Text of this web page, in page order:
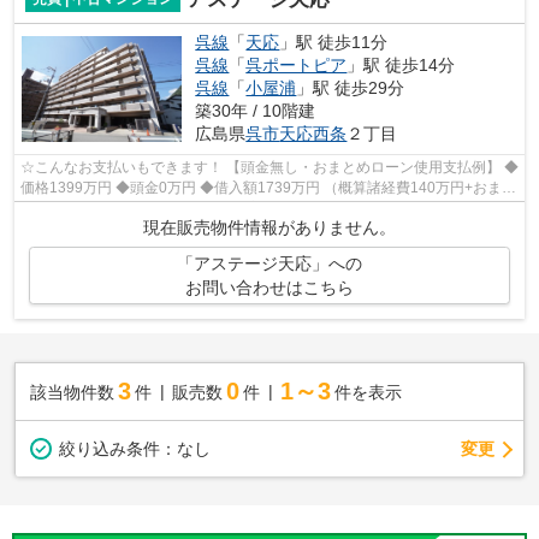
呉線 「天応 」駅 徒歩11分
呉線 「呉ポートピア 」駅 徒歩14分
呉線 「小屋浦 」駅 徒歩29分
築30年 / 10階建
広島県呉市天応西条 ２丁目
☆こんなお支払いもできます！ 【頭金無し・おまとめローン使用支払例】 ◆
価格1399万円 ◆頭金0万円 ◆借入額1739万円 （概算諸経費140万円+おまと
現在販売物件情報がありません。
「アステージ天応」への
お問い合わせはこちら
該当物件数 3件 販売数 0 件 1～3 件を表示
絞り込み条件： なし 変更